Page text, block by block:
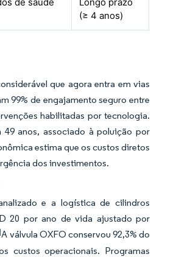
(≥ 4 anos)
que agora entra em vias
99% de engajamento seguro entre
habilitadas por tecnologia.
anos, associado à poluição por
estima que os custos diretos
dos investimentos.
e a logística de cilindros
20 por ano de vida ajustado por
A válvula OXFO conservou 92,3% do
custos operacionais. Programas